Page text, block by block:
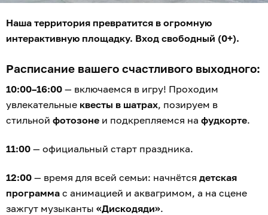
Наша территория превратится в огромную
интерактивную площадку. Вход свободный (0+).
Расписание вашего счастливого выходного:
10:00–16:00 — включаемся в игру! Проходим
увлекательные квесты в шатрах, позируем в
стильной фотозоне и подкрепляемся на фудкорте.
11:00 — официальный старт праздника.
12:00 — время для всей семьи: начнётся детская
программа с анимацией и аквагримом, а на сцене
зажгут музыканты «Дискодяди».